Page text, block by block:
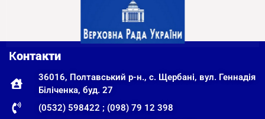
Контакти
36016, Полтавський р-н., с. Щербані, вул. Геннадія
Біліченка, буд. 27
(0532) 598422 ; (098) 79 12 398